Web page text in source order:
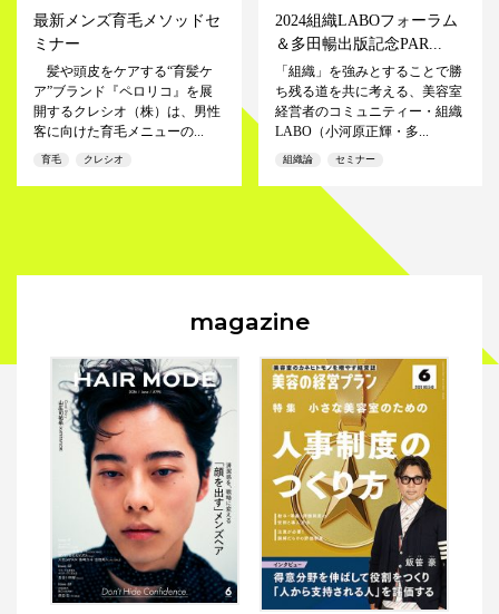
最新メンズ育毛メソッドセ
ミナー
髪や頭皮をケアする“育髪ケ
ア”ブランド『ペロリコ』を展
開するクレシオ（株）は、男性
客に向けた育毛メニューの...
育毛 クレシオ
2024組織LABOフォーラム
＆多田暢出版記念PAR...
「組織」を強みとすることで勝
ち残る道を共に考える、美容室
経営者のコミュニティー・組織
LABO（小河原正輝・多...
組織論 セミナー
magazine